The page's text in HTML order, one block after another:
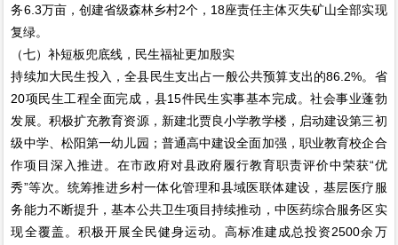
务6.3万亩，创建省级森林乡村2个，18座责任主体灭失矿山全部实现
复绿。
（七）补短板兜底线，民生福祉更加殷实
持续加大民生投入，全县民生支出占一般公共预算支出的86.2%。省
20项民生工程全面完成，县15件民生实事基本完成。社会事业蓬勃
发展。积极扩充教育资源，新建北贾良小学教学楼，启动建设第三初
级中学、松阳第一幼儿园；普通高中建设全面加强，职业教育校企合
作项目深入推进。在市政府对县政府履行教育职责评价中荣获“优
秀”等次。统筹推进乡村一体化管理和县域医联体建设，基层医疗服
务能力不断提升，基本公共卫生项目持续推动，中医药综合服务区实
现全覆盖。积极开展全民健身运动。高标准建成总投资2500余万